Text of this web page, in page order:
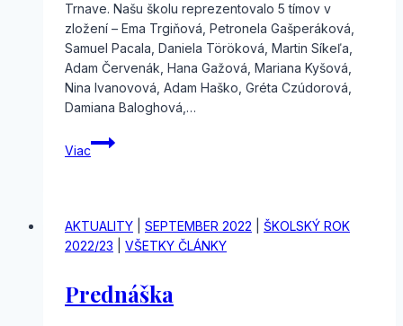
Trnave. Našu školu reprezentovalo 5 tímov v
zložení – Ema Trgiňová, Petronela Gašperáková,
Samuel Pacala, Daniela Töröková, Martin Síkeľa,
Adam Červenák, Hana Gažová, Mariana Kyšová,
Nina Ivanovová, Adam Haško, Gréta Czúdorová,
Damiana Baloghová,…
Viac
Olympiáda
o
AKTUALITY SEPTEMBER 2022
ŠKOLSKÝ ROK
2022/23
VŠETKY ČLÁNKY
Prednáška